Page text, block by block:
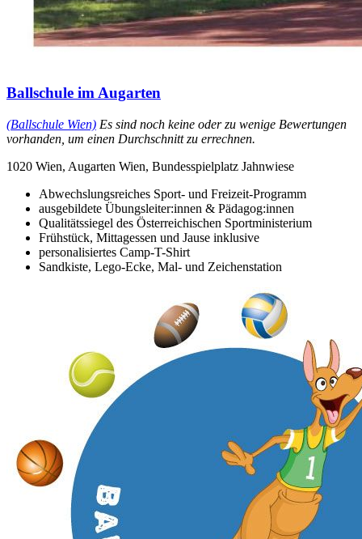
Ballschule im Augarten
(Ballschule Wien) Es sind noch keine oder zu wenige Bewertungen
vorhanden, um einen Durchschnitt zu errechnen.
1020 Wien, Augarten Wien, Bundesspielplatz Jahnwiese
Abwechslungsreiches Sport- und Freizeit-Programm
ausgebildete Übungsleiter:innen & Pädagog:innen
Qualitätssiegel des Österreichischen Sportministerium
Frühstück, Mittagessen und Jause inklusive
personalisiertes Camp-T-Shirt
Sandkiste, Lego-Ecke, Mal- und Zeichenstation